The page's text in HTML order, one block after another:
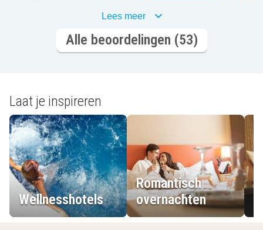
Lees meer
Alle beoordelingen (53)
Laat je inspireren
Wellnesshotels
Romantisch
overnachten